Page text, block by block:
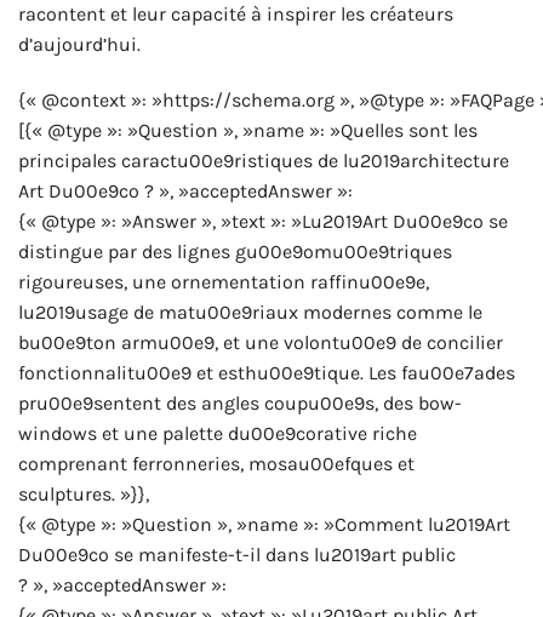
racontent et leur capacité à inspirer les créateurs
d’aujourd’hui.
{« @context »: »https://schema.org », »@type »:
[{« @type »: »Question », »name »: »Quelles sont les
principales caractu00e9ristiques de lu2019architecture
Art Du00e9co ? », »acceptedAnswer »:
{« @type »: »Answer », »text »: »Lu2019Art Du00e9co se
distingue par des lignes gu00e9omu00e9triques
rigoureuses, une ornementation raffinu00e9e,
lu2019usage de matu00e9riaux modernes comme le
bu00e9ton armu00e9, et une volontu00e9 de concilier
fonctionnalitu00e9 et esthu00e9tique. Les fau00e7ades
pru00e9sentent des angles coupu00e9s, des bow-
windows et une palette du00e9corative riche
comprenant ferronneries, mosau00efques et
sculptures. »}},
{« @type »: »Question », »name »: »Comment lu2019Art
Du00e9co se manifeste-t-il dans lu2019art public
? », »acceptedAnswer »: